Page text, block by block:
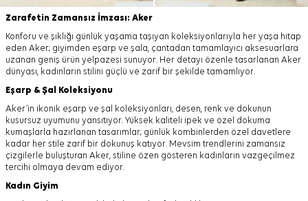
Zarafetin Zamansız İmzası: Aker
Konforu ve şıklığı günlük yaşama taşıyan koleksiyonlarıyla her yaşa hitap
eden Aker; giyimden eşarp ve şala, çantadan tamamlayıcı aksesuarlara
uzanan geniş ürün yelpazesi sunuyor. Her detayı özenle tasarlanan Aker
dünyası, kadınların stilini güçlü ve zarif bir şekilde tamamlıyor.
Eşarp & Şal Koleksiyonu
Aker’in ikonik eşarp ve şal koleksiyonları, desen, renk ve dokunun
kusursuz uyumunu yansıtıyor. Yüksek kaliteli ipek ve özel dokuma
kumaşlarla hazırlanan tasarımlar; günlük kombinlerden özel davetlere
kadar her stile zarif bir dokunuş katıyor. Mevsim trendlerini zamansız
çizgilerle buluşturan Aker, stiline özen gösteren kadınların vazgeçilmez
tercihi olmaya devam ediyor.
Kadın Giyim